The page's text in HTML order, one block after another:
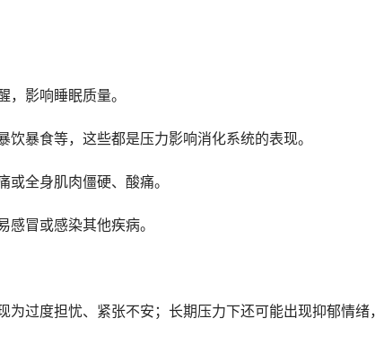
影响睡眠质量。
暴食等，这些都是压力影响消化系统的表现。
全身肌肉僵硬、酸痛。
冒或感染其他疾病。
过度担忧、紧张不安；长期压力下还可能出现抑郁情绪